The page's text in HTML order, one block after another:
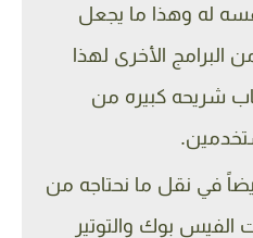
له وهذا ما يجعل
الأخرى لهذا
شريحه كبيره من
في نقل ما نحتاجه من
بوك والتوتير